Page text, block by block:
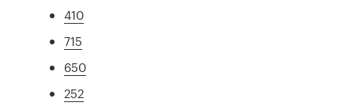
410
715
650
252